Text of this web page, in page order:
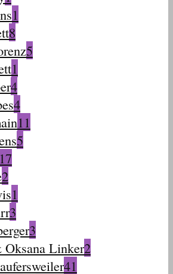
1
8
5
1
4
4
11
5
17
2
1
3
3
Oksana Linker2
41